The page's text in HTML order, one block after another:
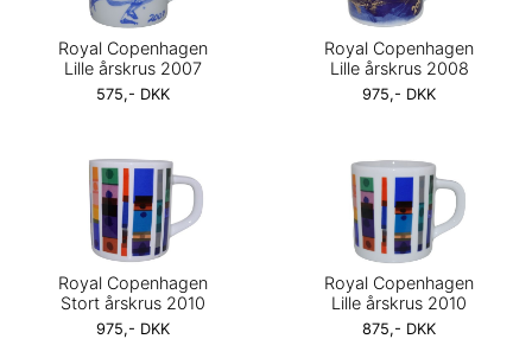
Royal Copenhagen
Lille årskrus 2007
575,- DKK
Royal Copenhagen
Lille årskrus 2008
975,- DKK
Royal Copenhagen
Stort årskrus 2010
975,- DKK
Royal Copenhagen
Lille årskrus 2010
875,- DKK